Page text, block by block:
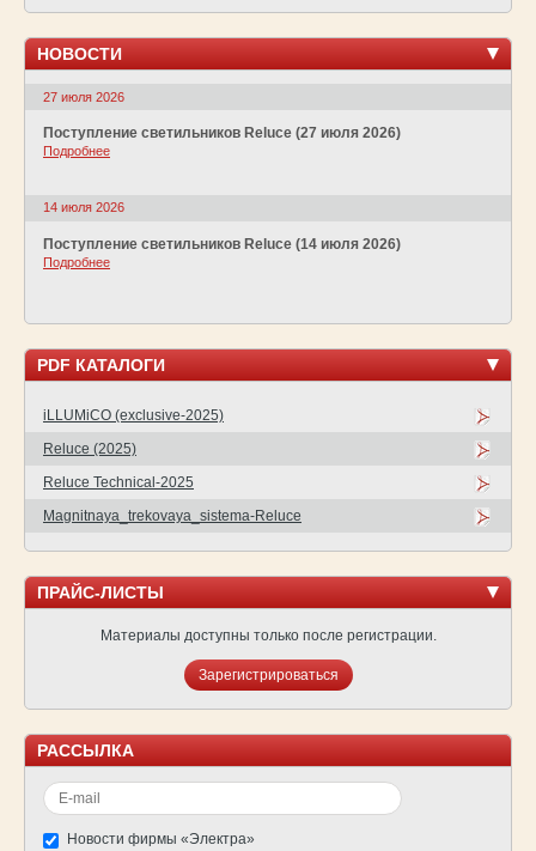
НОВОСТИ
27 июля 2026
Поступление светильников Reluce (27 июля 2026)
Подробнее
14 июля 2026
Поступление светильников Reluce (14 июля 2026)
Подробнее
PDF КАТАЛОГИ
iLLUMiCO (exclusive-2025)
Reluce (2025)
Reluce Technical-2025
Magnitnaya_trekovaya_sistema-Reluce
ПРАЙС-ЛИСТЫ
Материалы доступны только после регистрации.
Зарегистрироваться
РАССЫЛКА
Новости фирмы «Электра»